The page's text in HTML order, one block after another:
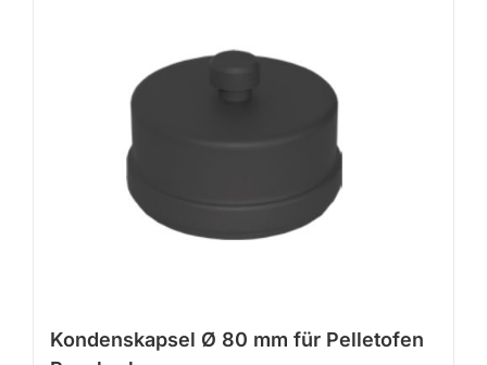
Die
Optionen
der
werden
Kondenskapsel Ø 80 mm für Pelletofen